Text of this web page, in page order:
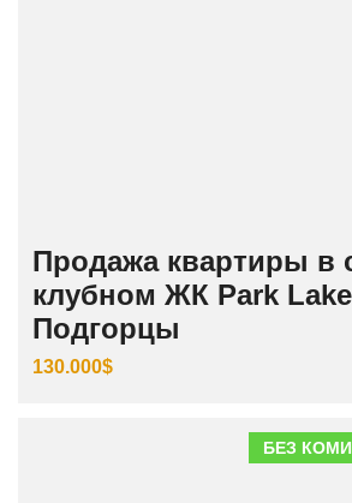
Продажа квартиры в
клубном ЖК Park
Подгорцы
130.000$
БЕЗ